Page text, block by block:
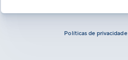
Políticas de privacidade